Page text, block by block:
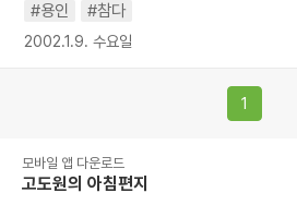
#용인
#참다
2002.1.9. 수요일
1
모바일 앱 다운로드
고도원의 아침편지